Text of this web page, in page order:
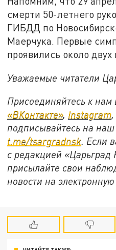
смерти 50-летнего
ГИБДД по
Маерчука. Первые
проявились около
Уважаемые читатели
Присоединяйтесь к нам
«ВКонтакте», Instagram,
подписывайтесь на
t.me/tsargradnsk. Если
с редакцией «Царьград
присылайте свои
новости на